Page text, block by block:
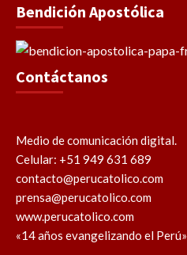
Bendición Apostólica
Contáctanos
Medio de comunicación digital.
Celular: +51 949 631 689
contacto@perucatolico.com
prensa@perucatolico.com
www.perucatolico.com
«14 años evangelizando el Perú»